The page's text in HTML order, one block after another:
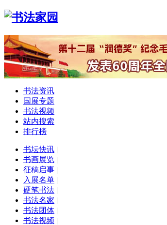
书法资讯
国展专题
书法视频
站内搜索
排行榜
书坛快讯 |
书画展览 |
征稿启事 |
入展名单 |
硬笔书法 |
书法名家 |
书法团体 |
书法视频 |